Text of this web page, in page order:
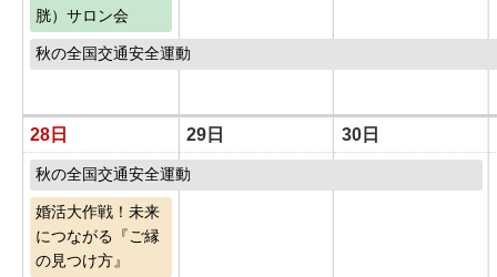
胱）サロン会
秋の全国交通安全運動
28日 29日 30日
秋の全国交通安全運動
婚活大作戦！未来
につながる『ご縁
の見つけ方』